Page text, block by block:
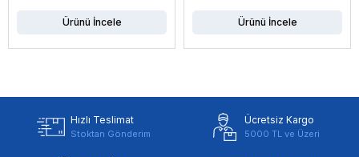
Ürünü İncele Ürünü İncele
Hızlı Teslimat
Stoktan Gönderim
Ücretsiz Kargo
5000 TL ve Üzeri